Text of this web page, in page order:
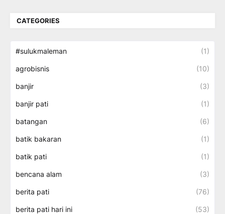
CATEGORIES
#sulukmaleman (1)
agrobisnis (10)
banjir (3)
banjir pati (1)
batangan (6)
batik bakaran (1)
batik pati (1)
bencana alam (3)
berita pati (76)
berita pati hari ini (53)